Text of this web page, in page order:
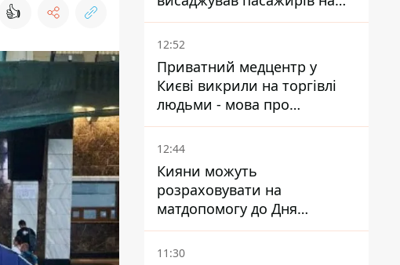
👍
зупинці - пасажирка в
лікарні
12:52
Приватний медцентр у
Києві викрили на торгівлі
людьми - мова про
сурогатне материнство
12:44
Кияни можуть
розраховувати на
матдопомогу до Дня
незалежності - кому її
дадуть
11:30